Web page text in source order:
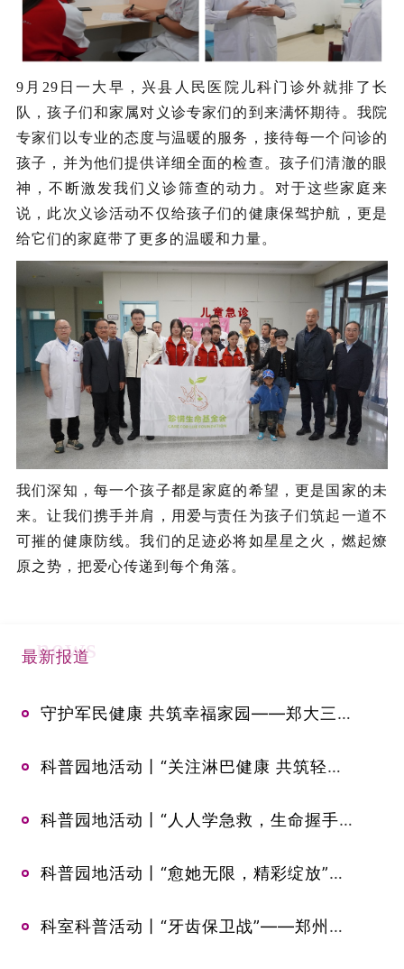
9月29日一大早，兴县人民医院儿科门诊外就排了长
队，孩子们和家属对义诊专家们的到来满怀期待。我院
专家们以专业的态度与温暖的服务，接待每一个问诊的
孩子，并为他们提供详细全面的检查。孩子们清澈的眼
神，不断激发我们义诊筛查的动力。对于这些家庭来
说，此次义诊活动不仅给孩子们的健康保驾护航，更是
给它们的家庭带了更多的温暖和力量。
我们深知，每一个孩子都是家庭的希望，更是国家的未
来。让我们携手并肩，用爱与责任为孩子们筑起一道不
可摧的健康防线。我们的足迹必将如星星之火，燃起燎
原之势，把爱心传递到每个角落。
最新报道
news
守护军民健康 共筑幸福家园——郑大三附院开展“i科普”科技志愿服务进校园活动
科普园地活动丨“关注淋巴健康 共筑轻松未来”——国际淋巴水肿日特别关爱行动
科普园地活动丨“人人学急救，生命握手中”－我院开展 120 国家急救日宣传活动
科普园地活动丨“愈她无限，精彩绽放”主题科普公益活动
科室科普活动丨“牙齿保卫战”——郑州市二七区中心幼儿园口腔健康科普活动总结